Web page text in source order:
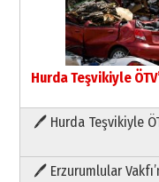
Hurda Teşvikiyle
🖊 Hurda Teşvikiyle
🖊 Erzurumlular
Paranın Aile
03 Ağustos 2026 Pazartesi